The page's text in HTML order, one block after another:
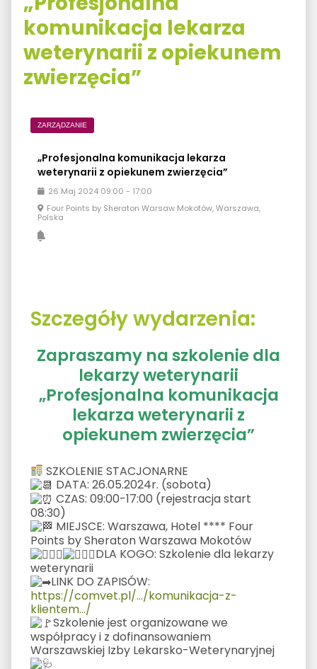
komunikacja lekarza
weterynarii z opiekunem
zwierzęcia”
ZARZĄDZANIE
„Profesjonalna komunikacja lekarza
weterynarii z opiekunem zwierzęcia”
26 Maj 2024 09:00 - 17:00
Four Points by Sheraton Warsaw Mokotów, Warszawa,
Polska
Szczegóły wydarzenia:
Zapraszamy na szkolenie dla
lekarzy weterynarii
„Profesjonalna komunikacja
lekarza weterynarii z
opiekunem zwierzęcia”
SZKOLENIE STACJONARNE
DATA: 26.05.2024r. (sobota)
CZAS: 09:00-17:00 (rejestracja start
08:30)
MIEJSCE: Warszawa, Hotel **** Four
Points by Sheraton Warszawa Mokotów
DLA KOGO: Szkolenie dla lekarzy
weterynarii
LINK DO ZAPISÓW:
https://comvet.pl/.../komunikacja-z-
klientem.../
Szkolenie jest organizowane we
współpracy i z dofinansowaniem
Warszawskiej Izby Lekarsko-Weterynaryjnej